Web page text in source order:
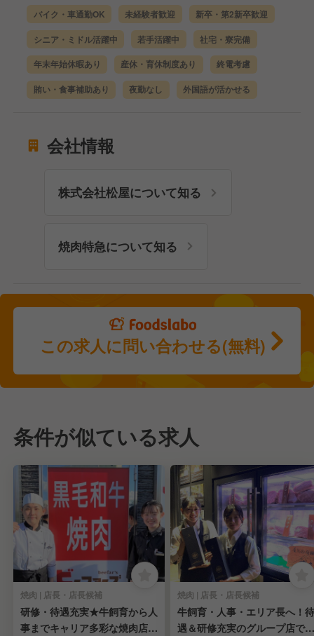
バイク・車通勤OK 未経験者歓迎 新卒・第2新卒歓迎
シニア・ミドル活躍中 若手活躍中 社宅・寮完備
年末年始休暇あり 産休・育休制度あり 終電考慮
賄い・食事補助あり 夜勤なし 外国語が活かせる
会社情報
株式会社松屋について知る
焼肉特急について知る
この求人に問い合わせる(無料)
条件が似ている求人
焼肉 | 店長・店長候補
研修・待遇充実★牛飼育から人
事までキャリア多彩な焼肉店の
焼肉 | 店長・店長候補
牛飼育・人事・エリア長へ！待
遇＆研修充実のグループ店で副